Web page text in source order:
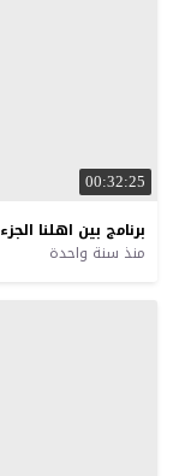
00:32:25
برنامج بين اهلنا الجزء
منذ سنة واحدة